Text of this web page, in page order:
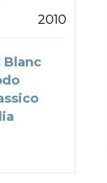
2010
Blanc